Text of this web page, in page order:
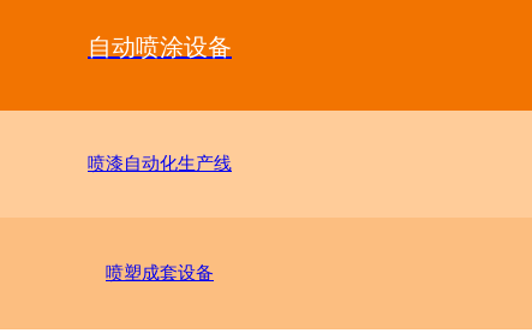
自动喷涂设备
喷漆自动化生产线
喷塑成套设备